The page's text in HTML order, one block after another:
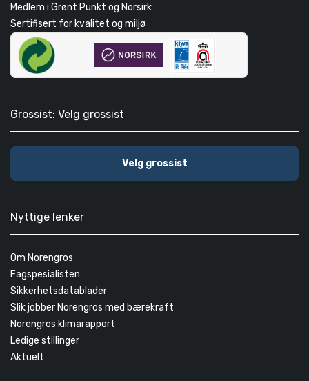
Medlem i Grønt Punkt og Norsirk
Sertifisert for kvalitet og miljø
Grossist: Velg grossist
Velg grossist
Nyttige lenker
Om Norengros
Fagspesialisten
Sikkerhetsdatablader
Slik jobber Norengros med bærekraft
Norengros klimarapport
Ledige stillinger
Aktuelt